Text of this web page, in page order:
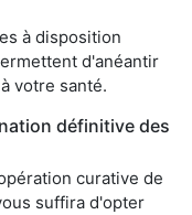
à disposition
d'anéantir
votre santé.
définitive des
curative de
suffira d'opter